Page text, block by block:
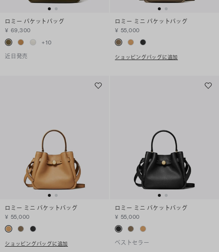
ロミー バケットバッグ
¥ 69,300
+10
近日発売
ロミー ミニ バケットバッグ
¥ 55,000
ショッピングバッグに追加
ロミー ミニ バケットバッグ
¥ 55,000
ショッピングバッグに追加
ロミー ミニ バケットバッグ
¥ 55,000
ベストセラー